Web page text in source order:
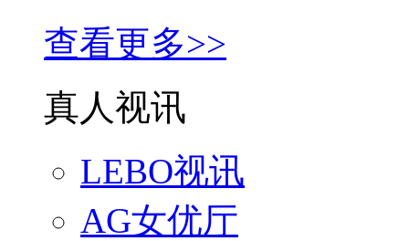
查看更多>>
真人视讯
LEBO视讯
AG女优厅